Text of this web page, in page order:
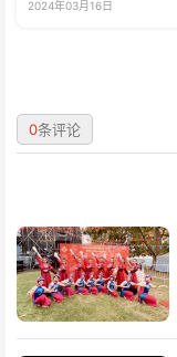
2024年03月16日
0条评论